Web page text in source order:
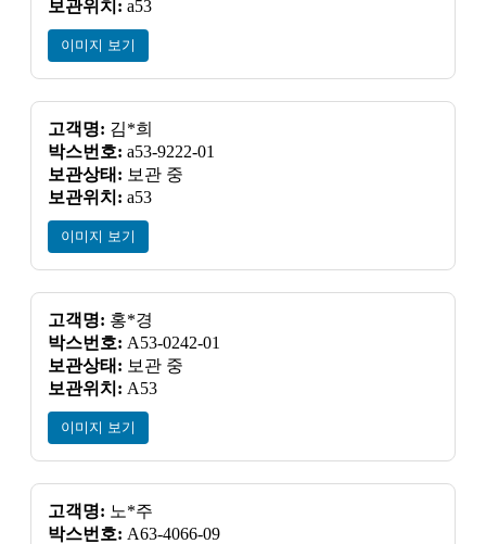
보관위치: a53
이미지 보기
고객명: 김*희
박스번호: a53-9222-01
보관상태: 보관 중
보관위치: a53
이미지 보기
고객명: 홍*경
박스번호: A53-0242-01
보관상태: 보관 중
보관위치: A53
이미지 보기
고객명: 노*주
박스번호: A63-4066-09